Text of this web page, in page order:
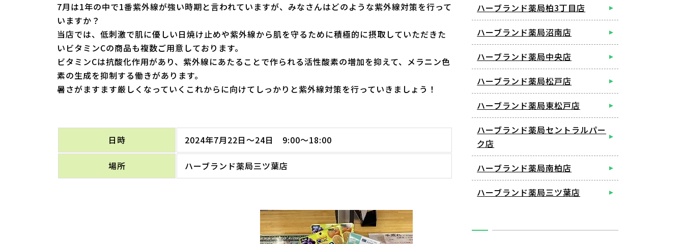
7月は1年の中で1番紫外線が強い時期と言われていますが、みなさんはどのような紫外線対策を行って
いますか？
当店では、低刺激で肌に優しい日焼け止めや紫外線から肌を守るために積極的に摂取していただきた
いビタミンCの商品も複数ご用意しております。
ビタミンCは抗酸化作用があり、紫外線にあたることで作られる活性酸素の増加を抑えて、メラニン色
素の生成を抑制する働きがあります。
暑さがますます厳しくなっていくこれからに向けてしっかりと紫外線対策を行っていきましょう！
日時 2024年7月22日～24日 9:00～18:00
場所 ハーブランド薬局三ツ葉店
ハーブランド薬局柏3丁目店
ハーブランド薬局沼南店
ハーブランド薬局中央店
ハーブランド薬局松戸店
ハーブランド薬局東松戸店
ハーブランド薬局セントラルパー
ク店
ハーブランド薬局南柏店
ハーブランド薬局三ツ葉店